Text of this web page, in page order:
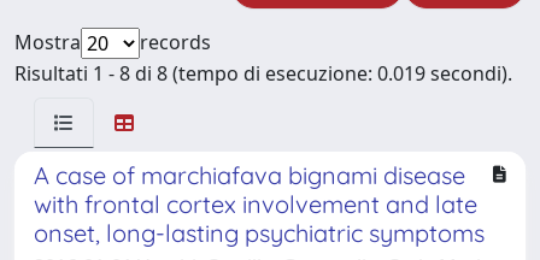
Mostra
records
Risultati 1 - 8 di 8 (tempo di esecuzione: 0.019 secondi).
A case of marchiafava bignami disease
with frontal cortex involvement and late
onset, long-lasting psychiatric symptoms